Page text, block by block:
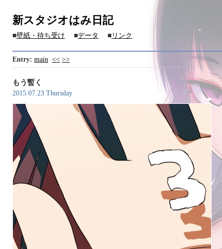
新スタジオはみ日記
■壁紙・待ち受け ■データ ■ リンク
Entry: main << >>
もう暫く
2015.07.23 Thursday